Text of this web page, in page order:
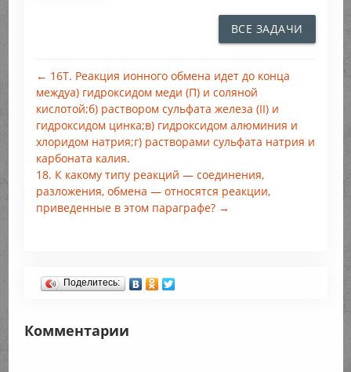
ВСЕ ЗАДАЧИ
← 16Т. Реакция ионного обмена идет до конца
междуа) гидроксидом меди (П) и соляной
кислотой;б) раствором сульфата железа (II) и
гидроксидом цинка;в) гидроксидом алюминия и
хлоридом натрия;г) растворами сульфата натрия и
карбоната калия.
18. К какому типу реакций — соединения,
разложения, обмена — относятся реакции,
приведенные в этом параграфе? →
Поделитесь:
Комментарии